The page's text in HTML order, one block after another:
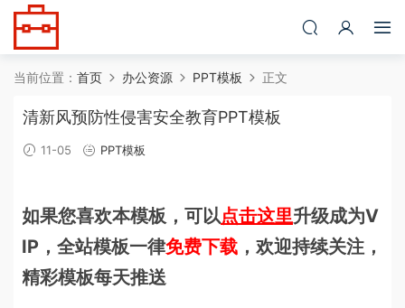
当前位置： 首页 办公资源 PPT模板 正文
清新风预防性侵害安全教育PPT模板
11-05 PPT模板
如果您喜欢本模板，可以点击这里升级成为V
IP，全站模板一律免费下载 ，欢迎持续关注，
精彩模板每天推送